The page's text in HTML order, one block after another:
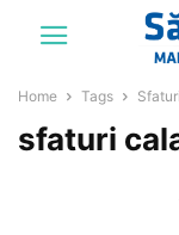
Home Tags
sfaturi